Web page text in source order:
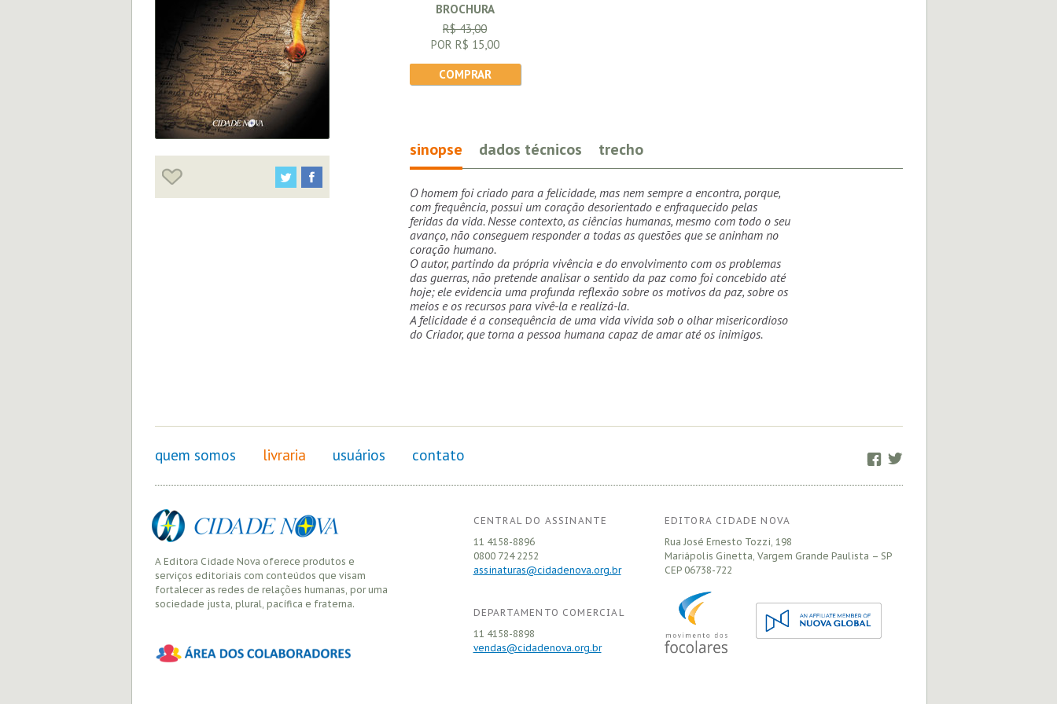
BROCHURA
R$ 43,00
POR R$ 15,00
COMPRAR
sinopse dados técnicos trecho
O homem foi criado para a felicidade, mas nem sempre a encontra, porque,
com frequência, possui um coração desorientado e enfraquecido pelas
feridas da vida. Nesse contexto, as ciências humanas, mesmo com todo o seu
avanço, não conseguem responder a todas as questões que se aninham no
coração humano.
O autor, partindo da própria vivência e do envolvimento com os problemas
das guerras, não pretende analisar o sentido da paz como foi concebido até
hoje; ele evidencia uma profunda reflexão sobre os motivos da paz, sobre os
meios e os recursos para vivê-la e realizá-la.
A felicidade é a consequência de uma vida vivida sob o olhar misericordioso
do Criador, que torna a pessoa humana capaz de amar até os inimigos.
quem somos livraria usuários contato Facebook
Twitter
A Editora Cidade Nova oferece produtos e
serviços editoriais com conteúdos que visam
fortalecer as redes de relações humanas, por uma
sociedade justa, plural, pacífica e fraterna.
CENTRAL DO ASSINANTE
11 4158-8896
0800 724 2252
assinaturas@cidadenova.org.br
DEPARTAMENTO COMERCIAL
11 4158-8898
vendas@cidadenova.org.br
EDITORA CIDADE NOVA
Rua José Ernesto Tozzi, 198
Mariápolis Ginetta, Vargem Grande Paulista – SP
CEP06738-722